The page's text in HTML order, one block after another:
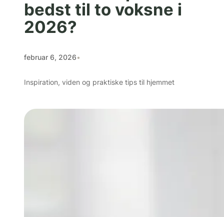
bedst til to voksne i
2026?
februar 6, 2026•
Inspiration, viden og praktiske tips til hjemmet